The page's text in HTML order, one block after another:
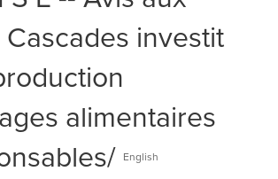
investit
alimentaires
English